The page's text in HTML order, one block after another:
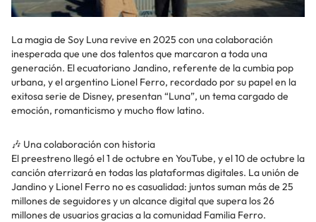
La magia de Soy Luna revive en 2025 con una colaboración
inesperada que une dos talentos que marcaron a toda una
generación. El ecuatoriano Jandino, referente de la cumbia pop
urbana, y el argentino Lionel Ferro, recordado por su papel en la
exitosa serie de Disney, presentan “Luna”, un tema cargado de
emoción, romanticismo y mucho flow latino.
🎶 Una colaboración con historia
El preestreno llegó el 1 de octubre en YouTube, y el 10 de octubre la
canción aterrizará en todas las plataformas digitales. La unión de
Jandino y Lionel Ferro no es casualidad: juntos suman más de 25
millones de seguidores y un alcance digital que supera los 26
millones de usuarios gracias a la comunidad Familia Ferro.